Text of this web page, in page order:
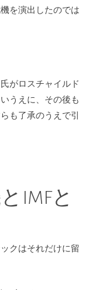
を演出したのでは
がロスチャイルド
うえに、その後も
も了承のうえで引
IMFと
クはそれだけに留